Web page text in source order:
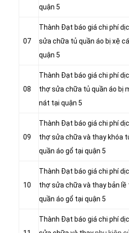
quận 5
07
Thành Đạt báo giá chi phí
sửa chữa tủ quần áo bị xệ
quận 5
08
Thành Đạt báo giá chi phí
thợ sửa chữa tủ quần áo bị
nát tại quận 5
09
Thành Đạt báo giá chi phí
thợ sửa chữa và thay khóa
quần áo gổ tại quận 5
10
Thành Đạt báo giá chi phí
thợ sửa chữa và thay bản lề
quần áo gổ tại quận 5
Thành Đạt báo giá chi phí